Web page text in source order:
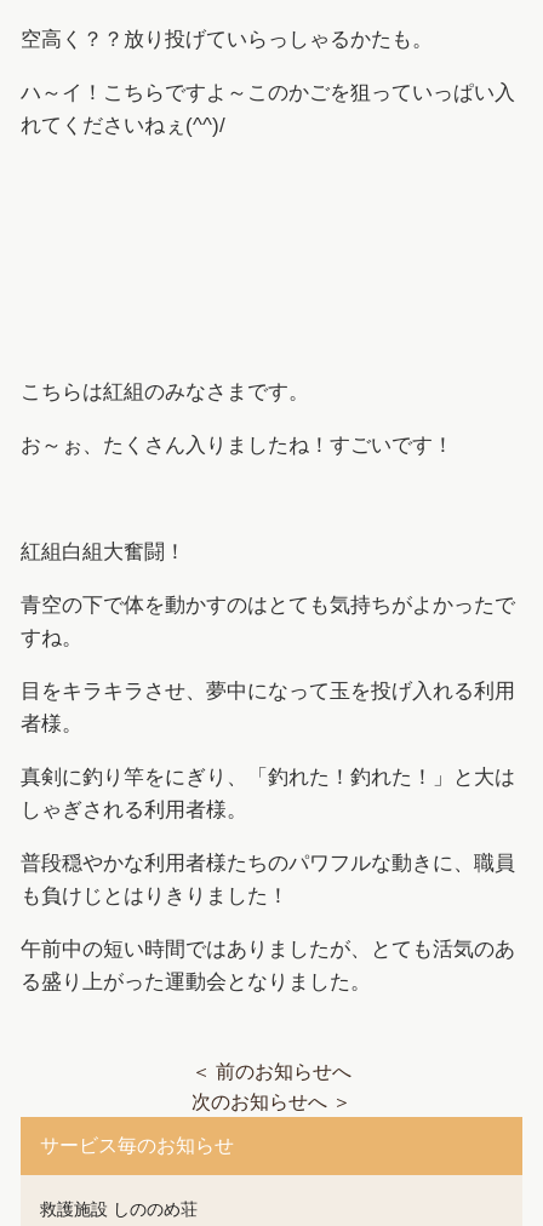
空高く？？放り投げていらっしゃるかたも。
ハ～イ！こちらですよ～このかごを狙っていっぱい入
れてくださいねぇ(^^)/
こちらは紅組のみなさまです。
お～ぉ、たくさん入りましたね！すごいです！
紅組白組大奮闘！
青空の下で体を動かすのはとても気持ちがよかったで
すね。
目をキラキラさせ、夢中になって玉を投げ入れる利用
者様。
真剣に釣り竿をにぎり、「釣れた！釣れた！」と大は
しゃぎされる利用者様。
普段穏やかな利用者様たちのパワフルな動きに、職員
も負けじとはりきりました！
午前中の短い時間ではありましたが、とても活気のあ
る盛り上がった運動会となりました。
＜ 前のお知らせへ
次のお知らせへ ＞
サービス毎のお知らせ
救護施設 しののめ荘